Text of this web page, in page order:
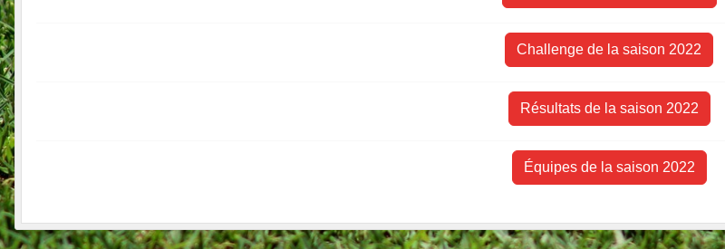
Challenge de la saison 2022
Résultats de la saison 2022
Équipes de la saison 2022